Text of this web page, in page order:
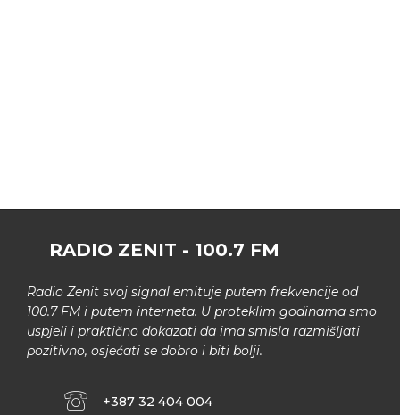
RADIO ZENIT - 100.7 FM
Radio Zenit svoj signal emituje putem frekvencije od
100.7 FM i putem interneta. U proteklim godinama smo
uspjeli i praktično dokazati da ima smisla razmišljati
pozitivno, osjećati se dobro i biti bolji.
+387 32 404 004